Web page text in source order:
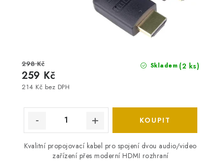
Skladem (2 ks)
214 Kč bez DPH
259 Kč
298 Kč
Kvalitní propojovací kabel pro spojení dvou audio/video
zařízení přes moderní HDMI rozhraní